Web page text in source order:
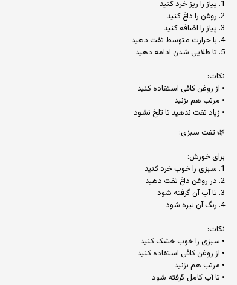
1. پیاز را ریز خرد کنید
2. روغن را داغ کنید
3. پیاز را اضافه کنید
4. با حرارت متوسط تفت دهید
5. تا طلایی شدن ادامه دهید
نکات:
• از روغن کافی استفاده کنید
• مرتب هم بزنید
• زیاد تفت ندهید تا تلخ نشود
🌿 تفت سبزی:
برای خورش:
1. سبزی را خوب خرد کنید
2. در روغن داغ تفت دهید
3. تا آب آن گرفته شود
4. رنگ آن تیره شود
نکات:
• سبزی را خوب خشک کنید
• از روغن کافی استفاده کنید
• مرتب هم بزنید
• تا آب کامل گرفته شود